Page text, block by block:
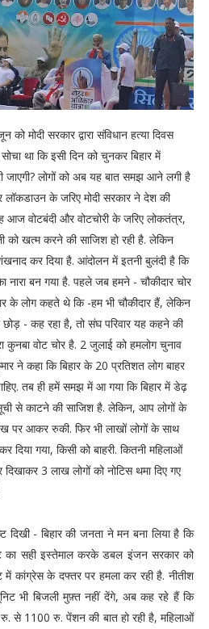
मोदी सरकार द्वारा संविधान हत्या दिवस
था कि इसी दिन को चुनकर बिहार में
जाएगी? लोगों को अब यह बात समझ आने लगी है
के जरिए मोदी सरकार ने देश की
आज वोटबंदी और वोटचोरी के जरिए लोकतंत्र,
को खत्म करने की साजिश हो रही है. लेकिन
कर दिया है. आंदोलन में इतनी बुलंदी है कि
नारा बन गया है. पहले जब हमने - चौकीदार चोर
के लोग कहते थे कि -हम भी चौकीदार हैं, लेकिन
छोड़ - कह रहा है, तो संघ परिवार यह कहने की
कुनबा वोट चोर है. 2 जुलाई को हमलोग चुनाव
ने कहा कि बिहार के 20 प्रतिशत लोग बाहर
तब ही हमें समझ में आ गया कि बिहार में डेढ़
से काटने की साजिश है. लेकिन, आप लोगों के
आकर रुकी. फिर भी लाखों लोगों के साथ
दिया गया, किसी को बाहरी. कितनी महिलाओं
दिखाकर 3 लाख लोगों को नोटिस थमा दिए गए
दिखी - बिहार की जनता ने मन बना लिया है कि
का सही इस्तेमाल करके डबल इंजन सरकार को
में कांग्रेस के दफ्तर पर हमला कर रही है. नीतीश
भी बिजली मुफ़्त नहीं देंगे, अब कह रहे हैं कि
से 1100 रु. पेंशन की बात हो रही है, महिलाओं